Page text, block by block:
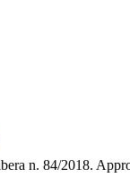
n. 84/2018.